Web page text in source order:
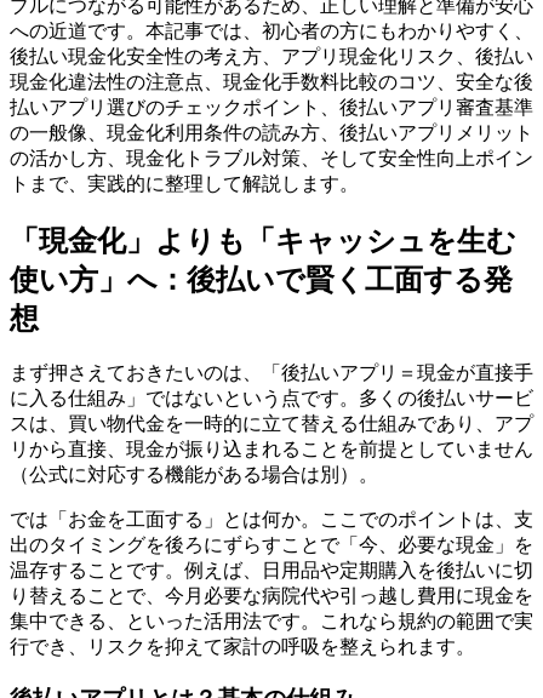
ブルにつながる可能性があるため、正しい理解と準備が安心
への近道です。本記事では、初心者の方にもわかりやすく、
後払い現金化安全性の考え方、アプリ現金化リスク、後払い
現金化違法性の注意点、現金化手数料比較のコツ、安全な後
払いアプリ選びのチェックポイント、後払いアプリ審査基準
の一般像、現金化利用条件の読み方、後払いアプリメリット
の活かし方、現金化トラブル対策、そして安全性向上ポイン
トまで、実践的に整理して解説します。
「現金化」よりも「キャッシュを生む
使い方」へ：後払いで賢く工面する発
想
まず押さえておきたいのは、「後払いアプリ＝現金が直接手
に入る仕組み」ではないという点です。多くの後払いサービ
スは、買い物代金を一時的に立て替える仕組みであり、アプ
リから直接、現金が振り込まれることを前提としていません
（公式に対応する機能がある場合は別）。
では「お金を工面する」とは何か。ここでのポイントは、支
出のタイミングを後ろにずらすことで「今、必要な現金」を
温存することです。例えば、日用品や定期購入を後払いに切
り替えることで、今月必要な病院代や引っ越し費用に現金を
集中できる、といった活用法です。これなら規約の範囲で実
行でき、リスクを抑えて家計の呼吸を整えられます。